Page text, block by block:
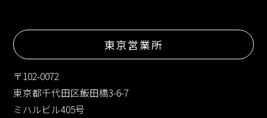
東京営業所
〒102-0072
東京都千代田区飯田橋3-6-7
ミハルビル405号